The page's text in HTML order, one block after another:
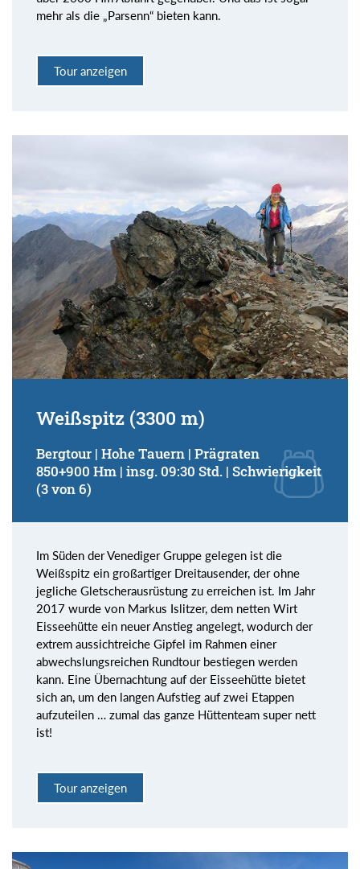
mehr als die „Parsenn“ bieten kann.
Tour anzeigen
Weißspitz (3300 m)
Bergtour | Hohe Tauern | Prägraten
850+900 Hm | insg. 09:30 Std. | Schwierigkeit
(3 von 6)
Im Süden der Venediger Gruppe gelegen ist die
Weißspitz ein großartiger Dreitausender, der ohne
jegliche Gletscherausrüstung zu erreichen ist. Im Jahr
2017 wurde von Markus Islitzer, dem netten Wirt
Eisseehütte ein neuer Anstieg angelegt, wodurch der
extrem aussichtreiche Gipfel im Rahmen einer
abwechslungsreichen Rundtour bestiegen werden
kann. Eine Übernachtung auf der Eisseehütte bietet
sich an, um den langen Aufstieg auf zwei Etappen
aufzuteilen … zumal das ganze Hüttenteam super nett
ist!
Tour anzeigen